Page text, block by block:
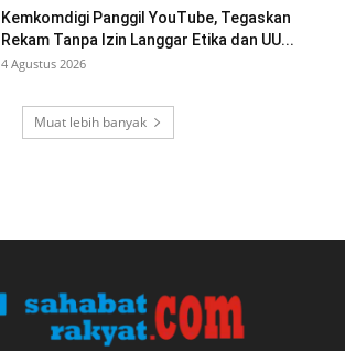
Kemkomdigi Panggil YouTube, Tegaskan
Rekam Tanpa Izin Langgar Etika dan UU...
4 Agustus 2026
Muat lebih banyak